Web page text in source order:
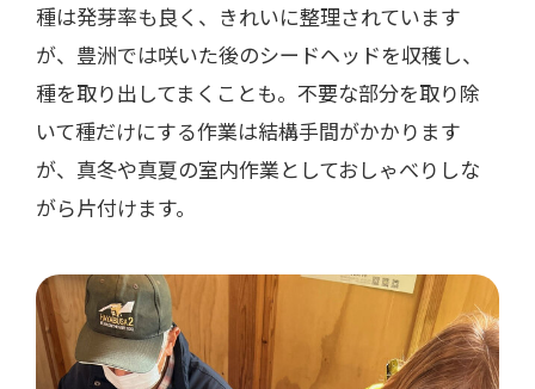
種は発芽率も良く、きれいに整理されています
が、豊洲では咲いた後のシードヘッドを収穫し、
種を取り出してまくことも。不要な部分を取り除
いて種だけにする作業は結構手間がかかります
が、真冬や真夏の室内作業としておしゃべりしな
がら片付けます。